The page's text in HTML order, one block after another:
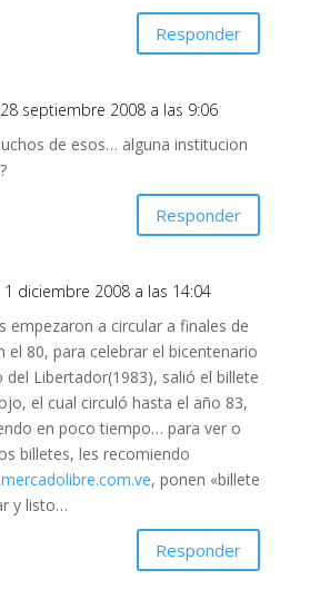
Responder
septiembre 2008 a las 9:06
de esos… alguna institucion
Responder
1 diciembre 2008 a las 14:04
empezaron a circular a finales de
el 80, para celebrar el bicentenario
del Libertador(1983), salió el billete
el cual circuló hasta el año 83,
en poco tiempo… para ver o
billetes, les recomiendo
, ponen «billete
y listo…
Responder